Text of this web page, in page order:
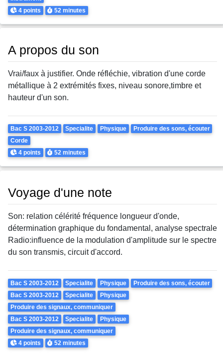
Points
4 points Durée
52 minutes
A propos du son
Vrai/faux à justifier. Onde réfléchie, vibration d'une corde
métallique à 2 extrémités fixes, niveau sonore,timbre et
hauteur d'un son.
Theme
Bac S 2003-2012 Specialite Physique
Produire des sons, écouter
Corde
Points
4 points Durée
52 minutes
Voyage d'une note
Son: relation célérité fréquence longueur d'onde,
détermination graphique du fondamental, analyse spectrale
Radio:influence de la modulation d'amplitude sur le spectre
du son transmis, circuit d'accord.
Theme
Bac S 2003-2012 Specialite Physique
Produire des sons, écouter
Bac S 2003-2012
Specialite
Physique
Produire des signaux, communiquer
Bac S 2003-2012
Specialite
Physique
Produire des signaux, communiquer
Points
4 points Durée
52 minutes